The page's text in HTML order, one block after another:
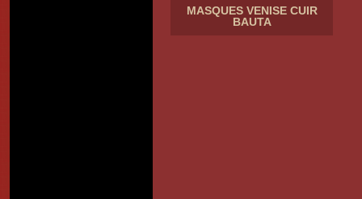
MASQUES VENISE CUIR
BAUTA